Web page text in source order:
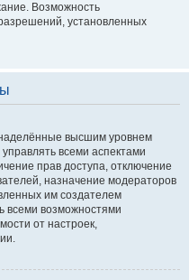
Возможность
установленных
высшим уровнем
всеми аспектами
прав доступа, отключение
назначение модераторов
им создателем
всеми возможностями
от настроек,